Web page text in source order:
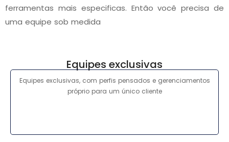
ferramentas mais especificas. Então você precisa de
uma equipe sob medida
Equipes exclusivas
Equipes exclusivas, com perfis pensados e gerenciamentos
próprio para um único cliente